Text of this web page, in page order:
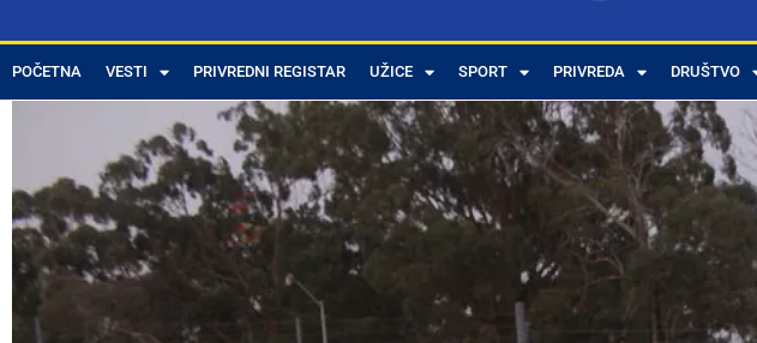
POČETNA VESTI PRIVREDNI REGISTAR UŽICE SPORT PRIVREDA DRUŠTVO